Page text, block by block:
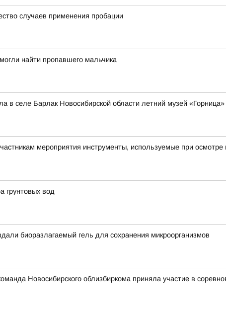
случаев применения пробации
найти пропавшего мальчика
в селе Барлак Новосибирской области летний музей «Горница»
мероприятия инструменты, используемые при
грунтовых вод
биоразлагаемый гель для сохранения микроорганизмов
Новосибирского облизбиркома приняла участие в